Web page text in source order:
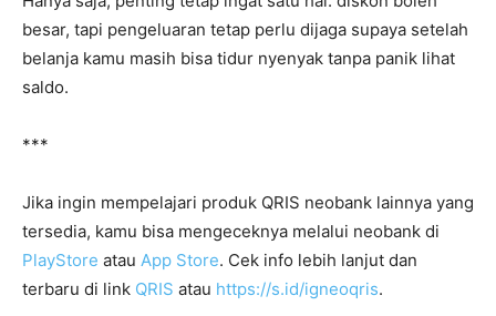
besar, tapi pengeluaran tetap perlu dijaga supaya setelah
belanja kamu masih bisa tidur nyenyak tanpa panik lihat
saldo.
***
Jika ingin mempelajari produk QRIS neobank lainnya yang
tersedia, kamu bisa mengeceknya melalui neobank di
PlayStore atau App Store. Cek info lebih lanjut dan
terbaru di link QRIS atau https://s.id/igneoqris.